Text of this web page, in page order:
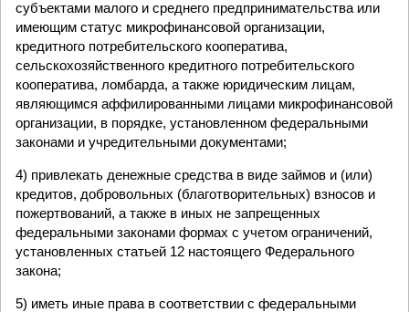
субъектами малого и среднего предпринимательства или
имеющим статус микрофинансовой организации,
кредитного потребительского кооператива,
сельскохозяйственного кредитного потребительского
кооператива, ломбарда, а также юридическим лицам,
являющимся аффилированными лицами микрофинансовой
организации, в порядке, установленном федеральными
законами и учредительными документами;
4) привлекать денежные средства в виде займов и (или)
кредитов, добровольных (благотворительных) взносов и
пожертвований, а также в иных не запрещенных
федеральными законами формах с учетом ограничений,
установленных статьей 12 настоящего Федерального
закона;
5) иметь иные права в соответствии с федеральными